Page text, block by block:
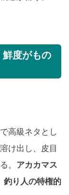
度がもの
高級ネタとし
け出し、皮目
。 アカカマス
釣り人の特権的